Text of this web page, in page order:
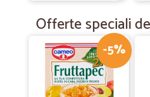
Offerte speciali
-5%